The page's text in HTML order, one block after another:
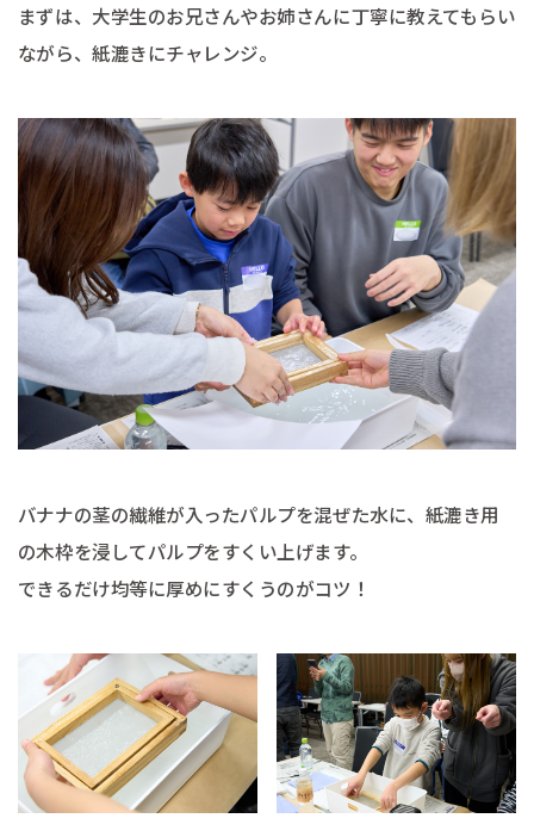
まずは、大学生のお兄さんやお姉さんに丁寧に教えてもらい
ながら、紙漉きにチャレンジ。
バナナの茎の繊維が入ったパルプを混ぜた水に、紙漉き用
の木枠を浸してパルプをすくい上げます。
できるだけ均等に厚めにすくうのがコツ！